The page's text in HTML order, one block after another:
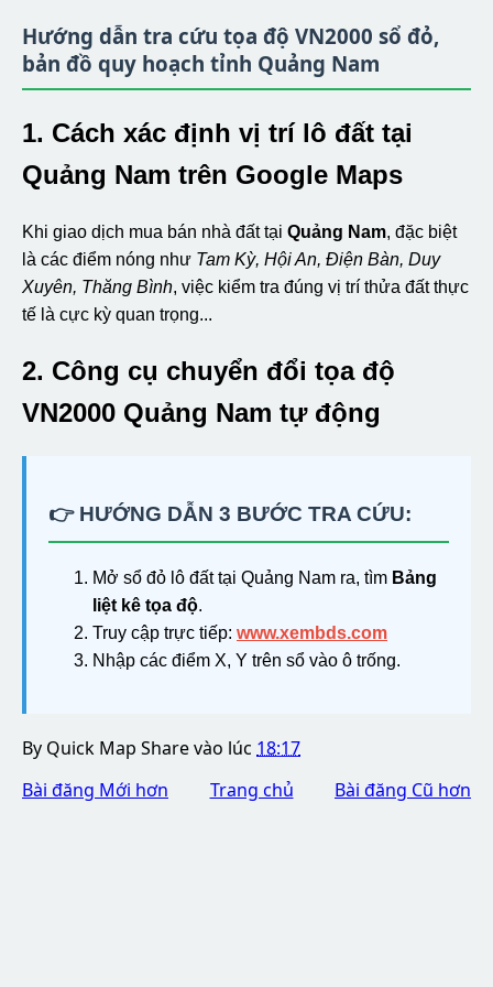
Hướng dẫn tra cứu tọa độ VN2000 sổ đỏ,
bản đồ quy hoạch tỉnh Quảng Nam
1. Cách xác định vị trí lô đất tại
Quảng Nam trên Google Maps
Khi giao dịch mua bán nhà đất tại Quảng Nam, đặc biệt
là các điểm nóng như Tam Kỳ, Hội An, Điện Bàn, Duy
Xuyên, Thăng Bình, việc kiểm tra đúng vị trí thửa đất thực
tế là cực kỳ quan trọng...
2. Công cụ chuyển đổi tọa độ
VN2000 Quảng Nam tự động
👉 HƯỚNG DẪN 3 BƯỚC TRA CỨU:
Mở sổ đỏ lô đất tại Quảng Nam ra, tìm Bảng
liệt kê tọa độ.
Truy cập trực tiếp: www.xembds.com
Nhập các điểm X, Y trên sổ vào ô trống.
By Quick Map Sharevào lúc 18:17
Bài đăng Mới hơn
Bài đăng Cũ hơn
Trang chủ